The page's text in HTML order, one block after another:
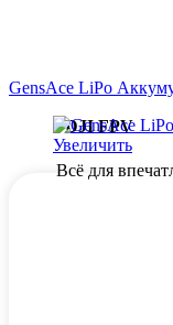
DJI FPV
Всё для
GensAce LiPo
Увеличить